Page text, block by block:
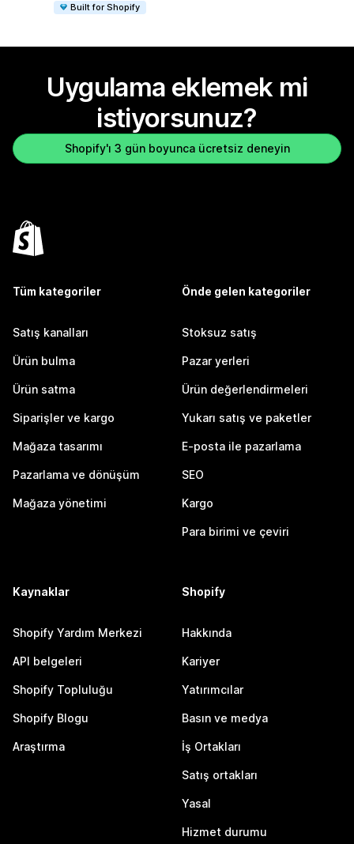
Built for Shopify
Uygulama eklemek mi
istiyorsunuz?
Shopify'ı 3 gün boyunca ücretsiz deneyin
Tüm kategoriler
Satış kanalları
Ürün bulma
Ürün satma
Siparişler ve kargo
Mağaza tasarımı
Pazarlama ve dönüşüm
Mağaza yönetimi
Önde gelen kategoriler
Stoksuz satış
Pazar yerleri
Ürün değerlendirmeleri
Yukarı satış ve paketler
E-posta ile pazarlama
SEO
Kargo
Para birimi ve çeviri
Kaynaklar
Shopify Yardım Merkezi
API belgeleri
Shopify Topluluğu
Shopify Blogu
Araştırma
Shopify
Hakkında
Kariyer
Yatırımcılar
Basın ve medya
İş Ortakları
Satış ortakları
Yasal
Hizmet durumu